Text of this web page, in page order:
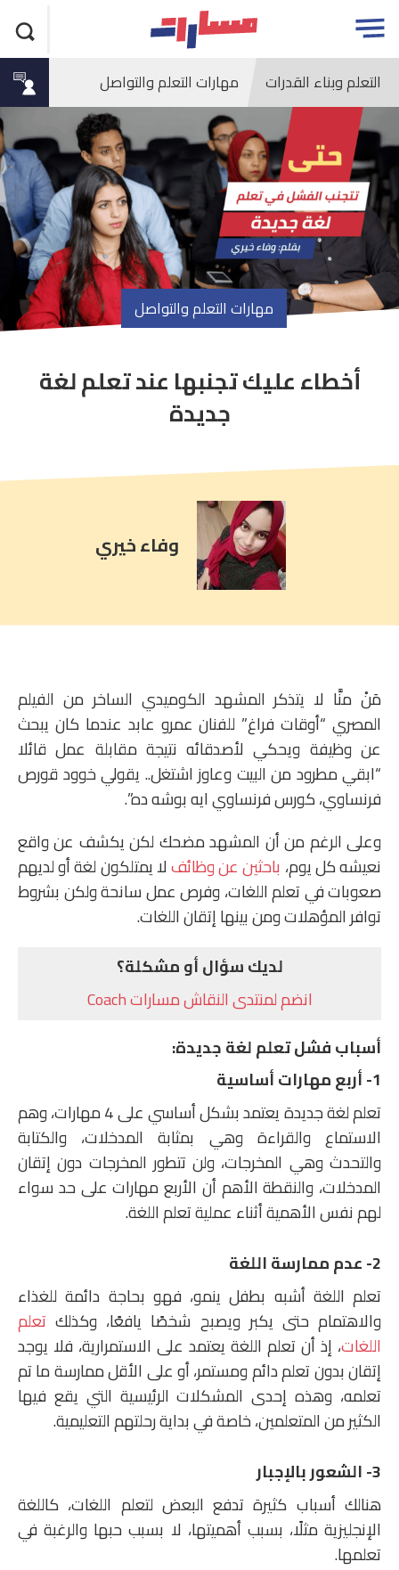
تجاوز
الاعلان
Open
menu
التعلم وبناء القدرات مهارات التعلم والتواصل
مهارات التعلم والتواصل
article
comment
count
أخطاء عليك تجنبها عند تعلم لغة
جديدة
وفاء خيري
مَنْ منَّا لا يتذكر المشهد الكوميدي الساخر من الفيلم
المصري “أوقات فراغ” للفنان عمرو عابد عندما كان يبحث
عن وظيفة ويحكي لأصدقائه نتيجة مقابلة عمل قائلا
“ابقي مطرود من البيت وعاوز اشتغل.. يقولي خوود قورص
فرنساوي، كورس فرنساوي ايه بوشه ده”.
وعلى الرغم من أن المشهد مضحك لكن يكشف عن واقع
نعيشه كل يوم، باحثين عن وظائفلا يمتلكون لغة أو لديهم
صعوبات في تعلم اللغات، وفرص عمل سانحة ولكن بشروط
توافر المؤهلات ومن بينها إتقان اللغات.
لديك سؤال أو مشكلة؟
انضم لمنتدى النقاش مسارات Coach
أسباب فشل تعلم لغة جديدة:
1- أربع مهارات أساسية
تعلم لغة جديدة يعتمد بشكل أساسي على 4 مهارات، وهم
الاستماع والقراءة وهي بمثابة المدخلات، والكتابة
والتحدث وهي المخرجات، ولن تتطور المخرجات دون إتقان
المدخلات، والنقطة الأهم أن الأربع مهارات على حد سواء
لهم نفس الأهمية أثناء عملية تعلم اللغة.
2- عدم ممارسة اللغة
تعلم اللغة أشبه بطفل ينمو، فهو بحاجة دائمة للغذاء
والاهتمام حتى يكبر ويصبح شخصًا يافعًا، وكذلك تعلم
اللغات، إذ أن تعلم اللغة يعتمد على الاستمرارية، فلا يوجد
إتقان بدون تعلم دائم ومستمر، أو على الأقل ممارسة ما تم
تعلمه، وهذه إحدى المشكلات الرئيسية التي يقع فيها
الكثير من المتعلمين، خاصة في بداية رحلتهم التعليمية.
3- الشعور بالإجبار
هنالك أسباب كثيرة تدفع البعض لتعلم اللغات، كاللغة
الإنجليزية مثلًا، بسبب أهميتها، لا بسبب حبها والرغبة في
تعلمها.